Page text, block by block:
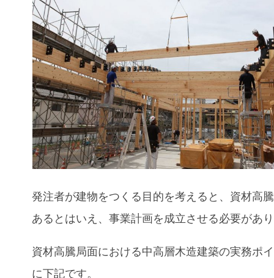
発注者が建物をつくる目的を考えると、 資材高
あるとはいえ、事業計画を成立させる必要があ
資材高騰局面における中高層木造建築の実務ポ
に下記です。